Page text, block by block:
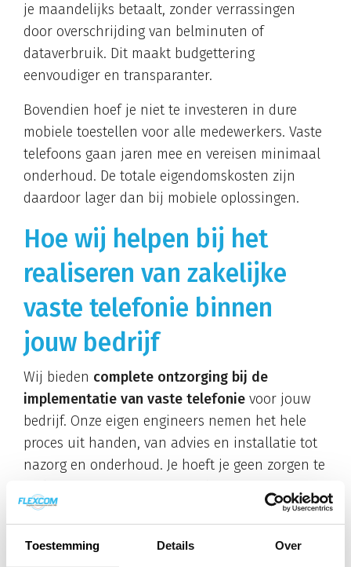
Toestemming Details Over
je maandelijks betaalt, zonder verrassingen
door overschrijding van belminuten of
dataverbruik. Dit maakt budgettering
eenvoudiger en transparanter.
Bovendien hoef je niet te investeren in dure
mobiele toestellen voor alle medewerkers. Vaste
telefoons gaan jaren mee en vereisen minimaal
onderhoud. De totale eigendomskosten zijn
daardoor lager dan bij mobiele oplossingen.
Hoe wij helpen bij het
realiseren van zakelijke
vaste telefonie binnen
jouw bedrijf
Wij bieden complete ontzorging bij de
implementatie van vaste telefonie voor jouw
bedrijf. Onze eigen engineers nemen het hele
proces uit handen, van advies en installatie tot
nazorg en onderhoud. Je hoeft je geen zorgen te
maken over technische complexiteit.
Onze aanpak omvat:
Analyse van jouw huidige